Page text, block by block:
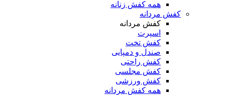
همه کفش زنانه
کفش مردانه
کفش مردانه
اسپرت
کفش تخت
صندل و دمپایی
کفش راحتی
کفش مجلسی
کفش ورزشی
همه کفش مردانه